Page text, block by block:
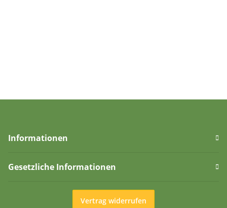
Informationen
Gesetzliche Informationen
Vertrag widerrufen